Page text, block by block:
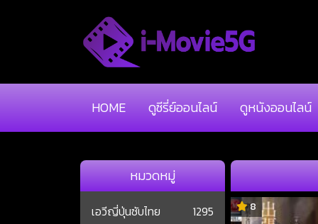
HOME ดูซีรี่ย์ออนไลน์ ดูหนังออนไลน์
หมวดหมู่
เอวีญี่ปุ่นซับไทย 1295 8